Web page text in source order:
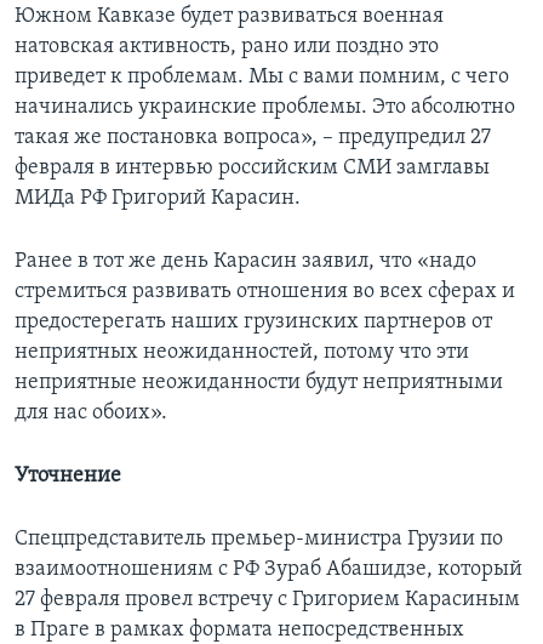
Южном Кавказе будет развиваться военная
натовская активность, рано или поздно это
приведет к проблемам. Мы с вами помним, с чего
начинались украинские проблемы. Это абсолютно
такая же постановка вопроса», – предупредил 27
февраля в интервью российским СМИ замглавы
МИДа РФ Григорий Карасин.
Ранее в тот же день Карасин заявил, что «надо
стремиться развивать отношения во всех сферах и
предостерегать наших грузинских партнеров от
неприятных неожиданностей, потому что эти
неприятные неожиданности будут неприятными
для нас обоих».
Уточнение
Спецпредставитель премьер-министра Грузии по
взаимоотношениям с РФ Зураб Абашидзе, который
27 февраля провел встречу с Григорием Карасиным
в Праге в рамках формата непосредственных